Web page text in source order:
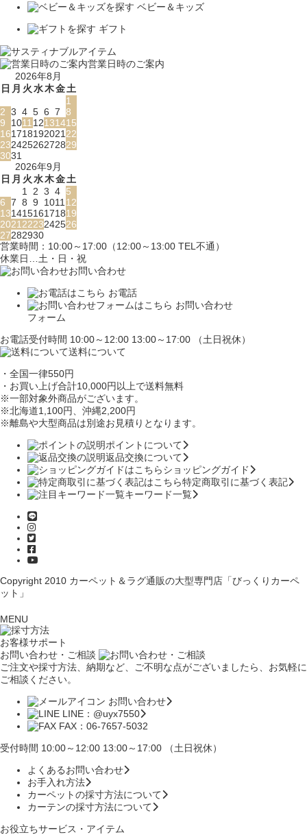
ベビー＆キッズ
ギフト
営業日時のご案内
2026年8月
日 月 火水木金土
1
2 3 4 5 6 7 8
9
1011 12131415
161718192021 22
23242526272829
3031
2026年9月
日 月 火水木金土
1
2 3 4 5
6 7 8 9 1011 12
13141516171819
2021 2223242526
27282930
営業時間：10:00～17:00（12:00～13:00 TEL不通）
休業日…土・日・祝
お問い合わせ
お電話
お問い合わせ
フォーム
お電話受付時間 10:00～12:00 13:00～17:00 （土日祝休）
送料について
・全国一律550円
・お買い上げ合計10,000円以上で送料無料
※一部対象外商品がございます。
※北海道1,100円 、沖縄2,200円
※離島や大型商品は別途お見積りとなります。
ポイントについて
返品交換について
ショッピングガイド
特定商取引に基づく表記
キーワード一覧
Copyright 2010 カーペット＆ラグ通販の大型専門店「びっくりカーペ
ット」
MENU
お客様サポート
お問い合わせ・ご相談
ご注文や採寸方法、納期など、ご不明な点がございましたら、お気軽に
ご相談ください。
お問い合わせ
LINE：@uyx7550
FAX：06-7657-5032
受付時間 10:00～12:00 13:00～17:00 （土日祝休）
よくあるお問い合わせ
お手入れ方法
カーペットの採寸方法について
カーテンの採寸方法について
お役立ちサービス・アイテム